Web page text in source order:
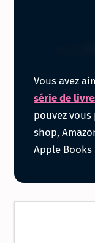
la
série
de
livres
Vous avez
série de
pouvez
shop,
Apple Books